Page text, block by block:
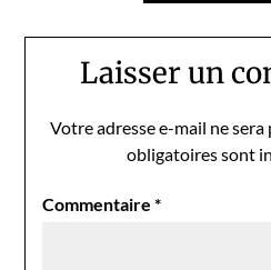
Laisser un
Votre adresse e-mail ne sera
obligatoires sont
Commentaire*